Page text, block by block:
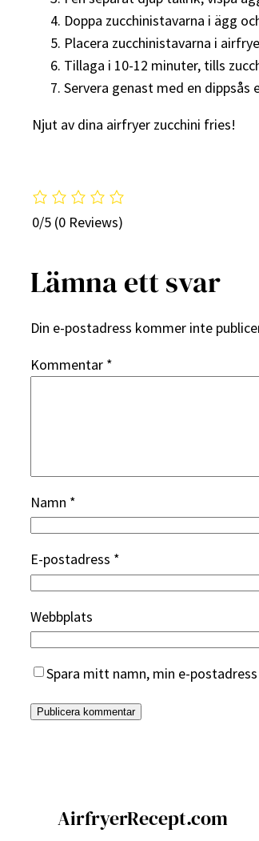
Doppa zucchinistavarna i ägg
Placera zucchinistavarna i
Tillaga i 10-12 minuter, tills
Servera genast med en
Njut av dina airfryer zucchini fries!
0/5 (0 Reviews)
Lämna ett svar
Din e-postadress kommer inte
Kommentar *
Namn *
E-postadress *
Webbplats
Spara mitt namn, min e-
AirfryerRecept.com